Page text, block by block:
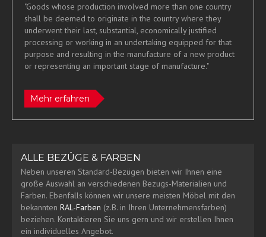
"Goods whose production involved more than one country
shall be deemed to originate in the country where they
underwent their last, substantial, economically justified
processing or working in an undertaking equipped for that
purpose and resulting in the manufacture of a new product
or representing an important stage of manufacture."
Mehr erfahren
ALLE BEZÜGE & FARBEN
Neben unseren Standard-Bezügen bieten wir Ihnen eine
große Auswahl an verschiedenen Bezugs-Materialien und
Farben. Ebenfalls können wir unsere meisten Möbel mit den
bekannten RAL-Farben (z.B. in Ihren Unternehmensfarben)
beziehen. Kontaktieren Sie uns gern und wir erstellen Ihnen
ein individuelles Angebot.